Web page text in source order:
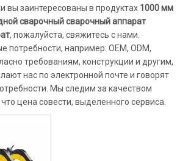
вы заинтересованы в продуктах 1000 мм
сварочный сварочный аппарат
, пожалуйста, свяжитесь с нами.
потребности, например: OEM, ODM,
требованиям, конструкции и другим,
нас по электронной почте и говорят
Мы следим за качеством
цена совести, выделенного сервиса.